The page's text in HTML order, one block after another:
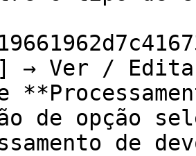
→ Ver /
de opção
de